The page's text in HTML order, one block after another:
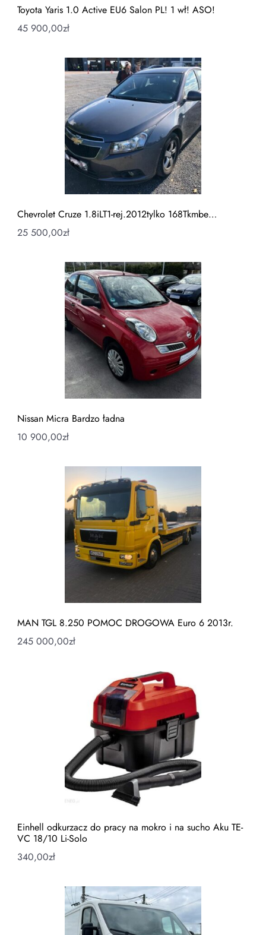
Toyota Yaris 1.0 Active EU6 Salon PL! 1 wł! ASO!
45 900,00zł
Chevrolet Cruze 1.8iLT1-rej.2012tylko 168Tkmbe…
25 500,00zł
Nissan Micra Bardzo ładna
10 900,00zł
MAN TGL 8.250 POMOC DROGOWA Euro 6 2013r.
245 000,00zł
Einhell odkurzacz do pracy na mokro i na sucho Aku TE-
VC 18/10 Li-Solo
340,00zł